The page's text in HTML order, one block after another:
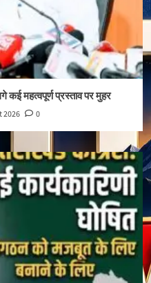
महत्वपूर्ण प्रस्ताव पर मुहर
2026 0